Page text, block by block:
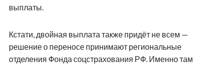
выплаты.
Кстати, двойная выплата также придёт не всем —
решение о переносе принимают региональные
отделения Фонда соцстрахования РФ. Именно там